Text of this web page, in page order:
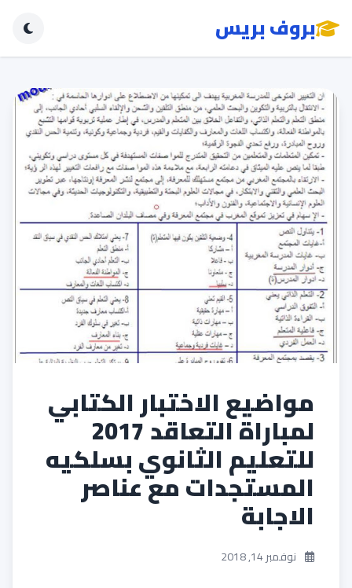
بروف بريس
مواضيع الاختبار الكتابي
لمباراة التعاقد 2017
للتعليم الثانوي بسلكيه
المستجدات مع عناصر
الاجابة
نوفمبر 14, 2018